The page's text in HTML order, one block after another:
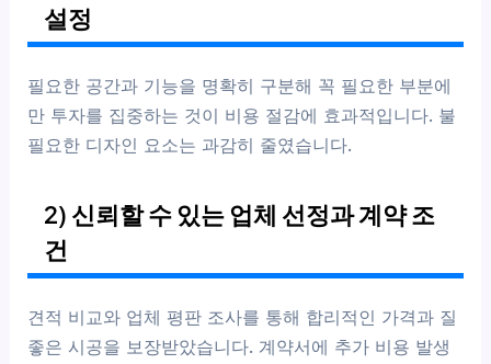
설정
필요한 공간과 기능을 명확히 구분해 꼭 필요한 부분에
만 투자를 집중하는 것이 비용 절감에 효과적입니다. 불
필요한 디자인 요소는 과감히 줄였습니다.
2) 신뢰할 수 있는 업체 선정과 계약 조
건
견적 비교와 업체 평판 조사를 통해 합리적인 가격과 질
좋은 시공을 보장받았습니다. 계약서에 추가 비용 발생